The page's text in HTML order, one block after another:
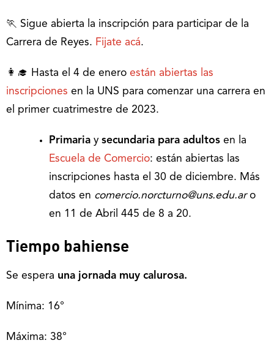
🏃 Sigue abierta la inscripción para participar de la
Carrera de Reyes. Fijate acá.
👩‍🎓 Hasta el 4 de enero están abiertas las
inscripciones en la UNS para comenzar una carrera en
el primer cuatrimestre de 2023.
Primaria y secundaria para adultos en la
Escuela de Comercio: están abiertas las
inscripciones hasta el 30 de diciembre. Más
datos en comercio.norcturno@uns.edu.aro
en 11 de Abril 445 de 8 a 20.
Tiempo bahiense
Se espera una jornada muy calurosa.
Mínima: 16°
Máxima: 38°